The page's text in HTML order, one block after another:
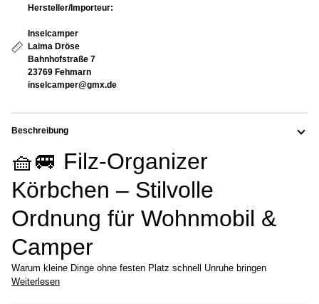
Hersteller/Importeur:
Inselcamper
Laima Dröse
Bahnhofstraße 7
23769 Fehmarn
inselcamper@gmx.de
Beschreibung
🧺🚐 Filz-Organizer
Körbchen – Stilvolle
Ordnung für Wohnmobil &
Camper
Warum kleine Dinge ohne festen Platz schnell Unruhe bringen
Weiterlesen